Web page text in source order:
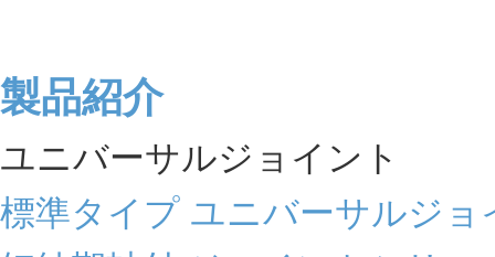
製品紹介
ユニバーサルジョイント
標準タイプ ユニバーサルジョ